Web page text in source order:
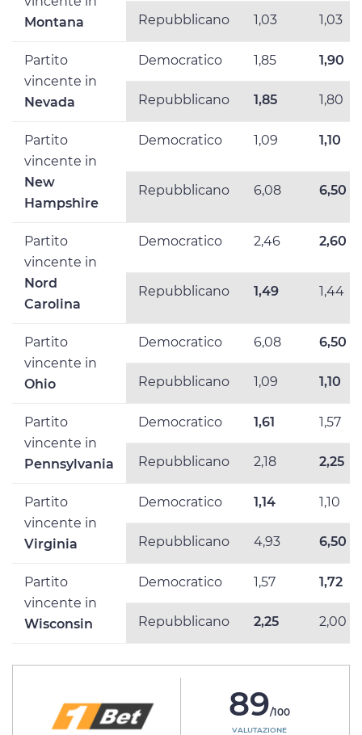
Montana
Repubblicano 1,03 1,03
Partito
vincente in
Nevada
Democratico 1,85 1,90
Repubblicano 1,85 1,80
Partito
vincente in
New
Hampshire
Democratico 1,09 1,10
Repubblicano 6,08 6,50
Partito
vincente in
Nord
Carolina
Democratico 2,46 2,60
Repubblicano 1,49 1,44
Partito
vincente in
Ohio
Democratico 6,08 6,50
Repubblicano 1,09 1,10
Partito
vincente in
Pennsylvania
Democratico 1,61 1,57
Repubblicano 2,18 2,25
Partito
vincente in
Virginia
Democratico 1,14 1,10
Repubblicano 4,93 6,50
Partito
vincente in
Wisconsin
Democratico 1,57 1,72
Repubblicano 2,25 2,00
89/100
VALUTAZIONE